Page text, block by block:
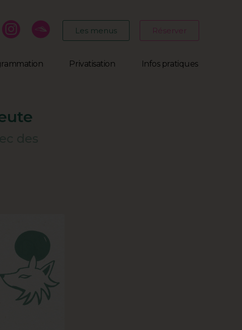
Les menus Réserver
Privatisation Infos pratiques